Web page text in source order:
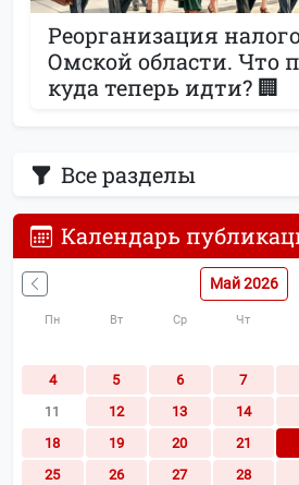
Все разделы
Календарь
Май 2026
Пн Вт Ср Чт
4
5 6 7
11
12 13 14
18
19 20 21
25
26 27 28
Реорганизация
Омской области. Что
куда теперь идти? 🏢